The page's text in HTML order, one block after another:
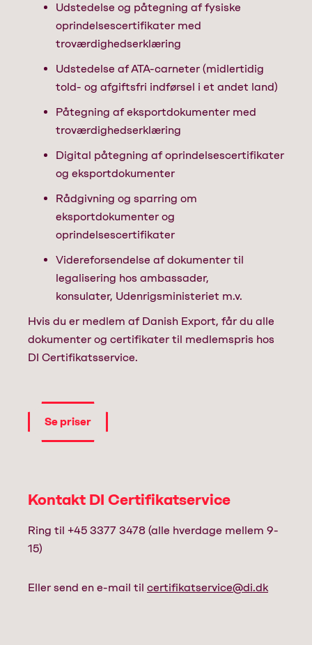
Udstedelse og påtegning af fysiske
oprindelsescertifikater med
troværdighedserklæring
Udstedelse af ATA-carneter (midlertidig
told- og afgiftsfri indførsel i et andet land)
Påtegning af eksportdokumenter med
troværdighedserklæring
Digital påtegning af oprindelsescertifikater
og eksportdokumenter
Rådgivning og sparring om
eksportdokumenter og
oprindelsescertifikater
Videreforsendelse af dokumenter til
legalisering hos ambassader,
konsulater, Udenrigsministeriet m.v.
Hvis du er medlem af Danish Export, får du alle
dokumenter og certifikater til medlemspris hos
DI Certifikatsservice.
Se priser
Kontakt DI Certifikatservice
Ring til +45 3377 3478 (alle hverdage mellem 9-
15)
Eller send en e-mail til certifikatservice@di.dk